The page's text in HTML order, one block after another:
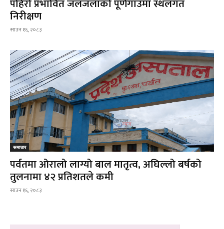
पहिरो प्रभावित जलजलाको पूर्णगाउँमा स्थलगत
निरीक्षण
साउन १६, २०८३
समाचार
पर्वतमा ओरालो लाग्यो बाल मातृत्व, अघिल्लो बर्षको
तुलनामा ४२ प्रतिशतले कमी
साउन १६, २०८३